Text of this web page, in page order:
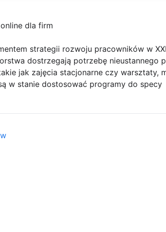
dla firm
strategii rozwoju pracowników w
dostrzegają potrzebę nieustannego
jak zajęcia stacjonarne czy warsztaty,
w stanie dostosować programy do specy